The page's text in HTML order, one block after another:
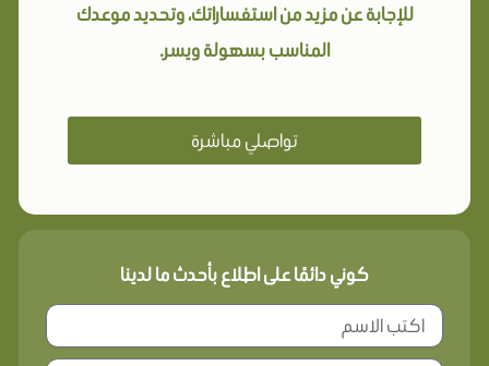
للإجابة عن مزيد من استفساراتك، وتحديد موعدك
المناسب بسهولة ويسر.
تواصلي مباشرة
كوني دائمًا على اطلاع بأحدث ما لدينا